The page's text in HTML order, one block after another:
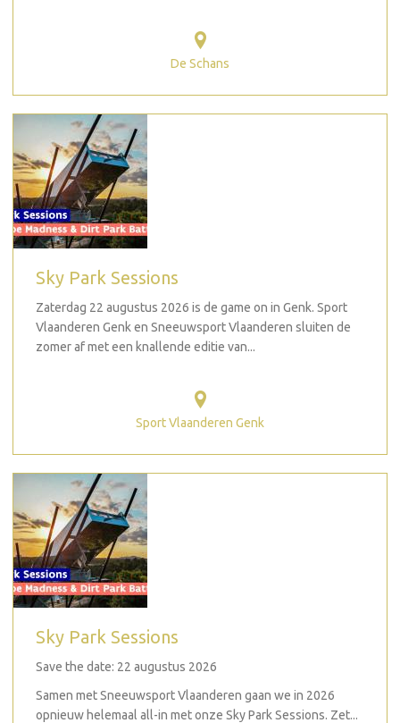
De Schans
Sky Park Sessions
Zaterdag 22 augustus 2026 is de game on in Genk. Sport
Vlaanderen Genk en Sneeuwsport Vlaanderen sluiten de
zomer af met een knallende editie van...
Sport Vlaanderen Genk
Sky Park Sessions
Save the date: 22 augustus 2026
Samen met Sneeuwsport Vlaanderen gaan we in 2026
opnieuw helemaal all-in met onze Sky Park Sessions. Zet...